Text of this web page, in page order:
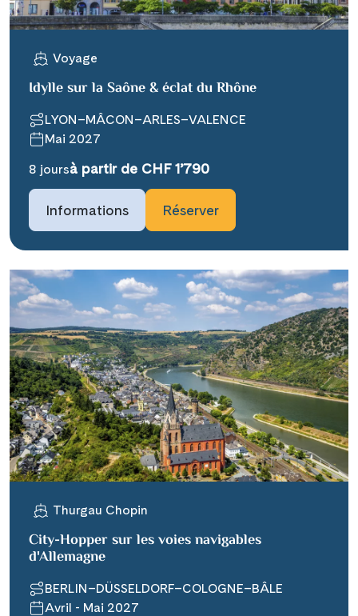
Voyage
Idylle sur la Saône & éclat du Rhône
LYON–MÂCON–ARLES–VALENCE
Mai 2027
8 joursà partir de CHF 1’790
Informations Réserver
Thurgau Chopin
City-Hopper sur les voies navigables
d'Allemagne
BERLIN–DÜSSELDORF–COLOGNE–BÂLE
Avril - Mai 2027